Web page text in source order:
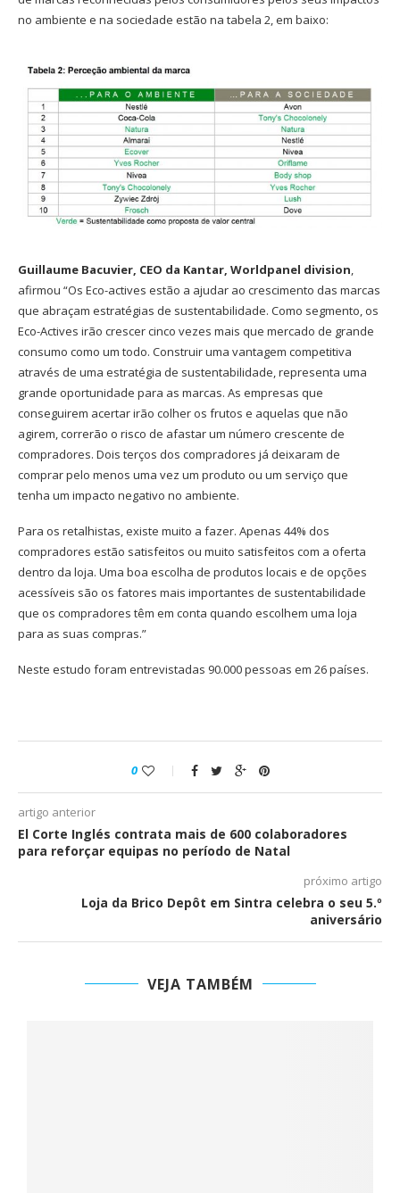
no ambiente e na sociedade estão na tabela 2, em baixo:
Guillaume Bacuvier, CEO da Kantar, Worldpanel division,
afirmou “Os Eco-actives estão a ajudar ao crescimento das marcas
que abraçam estratégias de sustentabilidade. Como segmento, os
Eco-Actives irão crescer cinco vezes mais que mercado de grande
consumo como um todo. Construir uma vantagem competitiva
através de uma estratégia de sustentabilidade, representa uma
grande oportunidade para as marcas. As empresas que
conseguirem acertar irão colher os frutos e aquelas que não
agirem, correrão o risco de afastar um número crescente de
compradores. Dois terços dos compradores já deixaram de
comprar pelo menos uma vez um produto ou um serviço que
tenha um impacto negativo no ambiente.
Para os retalhistas, existe muito a fazer. Apenas 44% dos
compradores estão satisfeitos ou muito satisfeitos com a oferta
dentro da loja. Uma boa escolha de produtos locais e de opções
acessíveis são os fatores mais importantes de sustentabilidade
que os compradores têm em conta quando escolhem uma loja
para as suas compras.”
Neste estudo foram entrevistadas 90.000 pessoas em 26 países.
0
artigo anterior
El Corte Inglés contrata mais de 600 colaboradores
para reforçar equipas no período de Natal
próximo artigo
Loja da Brico Depôt em Sintra celebra o seu 5.º
aniversário
VEJA TAMBÉM